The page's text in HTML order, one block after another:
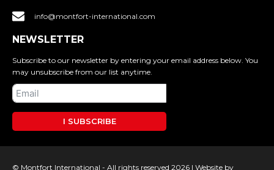
info@montfort-international.com
NEWSLETTER
Subscribe to our newsletter by entering your email address below. You
may unsubscribe from our list anytime.
I SUBSCRIBE
© Montfort International - All rights reserved 2026 | Website by